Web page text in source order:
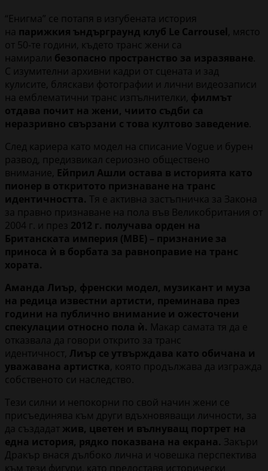
“Енигма” се потапя в изгубената история
на парижкия ъндърграунд клуб Le Carrousel, място
от 50-те години, където транс жени са
намирали безопасно пространство за изразяване.
С изумителни архивни кадри от сцената и зад
кулисите, бляскави фотографии и лични видеозаписи
на емблематични транс изпълнителки, филмът
отдава почит на жени, чиито съдби са
неразривно свързани с това култово заведение.
След кариера като модел на списание Vogue и бурен
развод, предизвикал сериозно обществено
внимание, Ейприл Ашли остава в историята като
пионер в откритото признаване на транс
идентичността. Тя е активна застъпничка за Закона
за правно признаване на пола във Великобритания от
2004 г. и през 2012 г. получава орден на
Британската империя (MBE) – признание за
приноса ѝ в борбата за равноправие на транс
хората.
Аманда Лиър, френски модел, музикант и муза
на редица известни артисти, преминава през
години на публично внимание и ожесточени
спекулации относно пола ѝ. Макар самата тя да е
отказвала да говори открито за транс
идентичност, Лиър се утвърждава като обичана и
уважавана артистка, която продължава да изгражда
собственото си наследство.
Тези силни и непокорни по свой начин жени се
присъединява към други вдъхновяващи личности, за
да създадат жив, цветен и вълнуващ портрет на
една история, рядко показвана на екрана. Закъри
Дракър внася дълбоко лична и човешка перспектива
към тези фигури, като предоставя исторически